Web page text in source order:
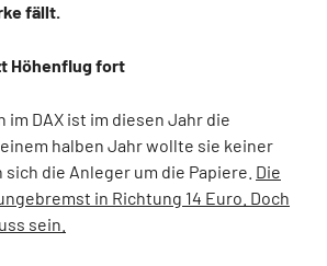
fällt.
Höhenflug fort
im DAX ist im diesen Jahr die
halben Jahr wollte sie keiner
die Anleger um die Papiere. Die
in Richtung 14 Euro. Doch
sein.